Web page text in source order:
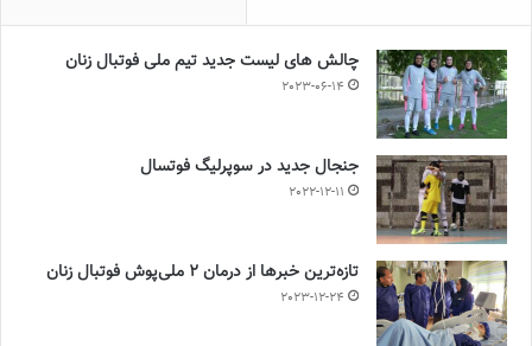
چالش هاى ليست جدید تيم ملى فوتبال زنان
2023-06-14
جنجال جدید در سوپرلیگ فوتسال
2022-12-11
تازه‌ترین خبرها از درمان ۲ ملی‌پوش فوتبال زنان
2023-12-24